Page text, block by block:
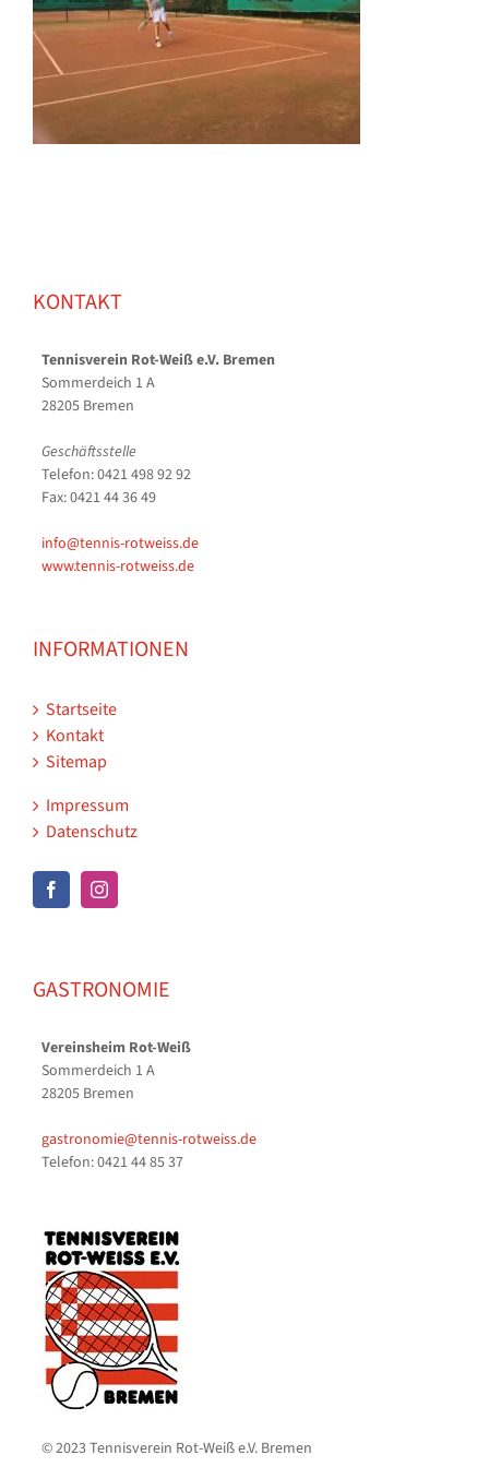
KONTAKT
Tennisverein Rot-Weiß e.V. Bremen
Sommerdeich 1 A
28205 Bremen
Geschäftsstelle
Telefon: 0421 498 92 92
Fax: 0421 44 36 49
info@tennis-rotweiss.de
www.tennis-rotweiss.de
INFORMATIONEN
Startseite
Kontakt
Sitemap
Impressum
Datenschutz
GASTRONOMIE
Vereinsheim Rot-Weiß
Sommerdeich 1 A
28205 Bremen
gastronomie@tennis-rotweiss.de
Telefon: 0421 44 85 37
© 2023 Tennisverein Rot-Weiß e.V. Bremen